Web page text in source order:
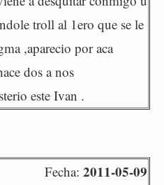
troll al 1ero que se le
,aparecio por aca
dos a nos
este Ivan .
Fecha: 2011-05-09